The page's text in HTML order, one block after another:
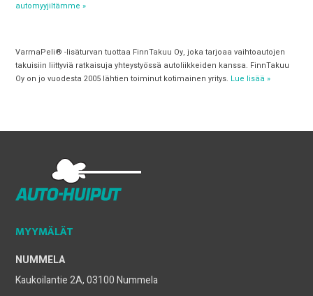
automyyjiltämme »
VarmaPeli® -lisäturvan tuottaa FinnTakuu Oy, joka tarjoaa vaihtoautojen
takuisiin liittyviä ratkaisuja yhteystyössä autoliikkeiden kanssa. FinnTakuu
Oy on jo vuodesta 2005 lähtien toiminut kotimainen yritys. Lue lisää »
MYYMÄLÄT
NUMMELA
Kaukoilantie 2A, 03100 Nummela